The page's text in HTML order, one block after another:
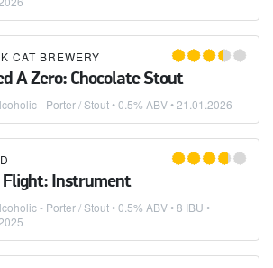
CAT BREWERY
A Zero: Chocolate Stout
- Porter / Stout• 0.5% ABV •21.01.2026
Flight: Instrument
- Porter / Stout• 0.5% ABV • 8 IBU •